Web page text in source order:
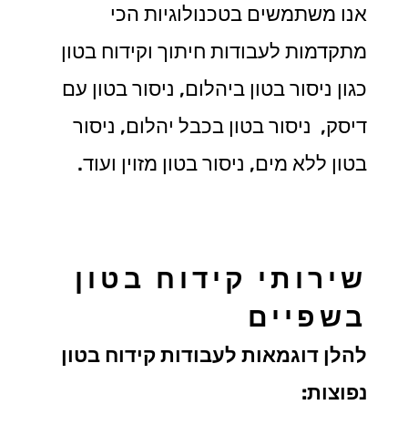
אנו משתמשים בטכנולוגיות הכי
מתקדמות לעבודות חיתוך וקידוח בטון
כגון ניסור בטון ביהלום, ניסור בטון עם
דיסק, ניסור בטון בכבל יהלום, ניסור
בטון ללא מים, ניסור בטון מזוין ועוד.
שירותי קידוח בטון
בשפיים
להלן דוגמאות לעבודות קידוח בטון
נפוצות: